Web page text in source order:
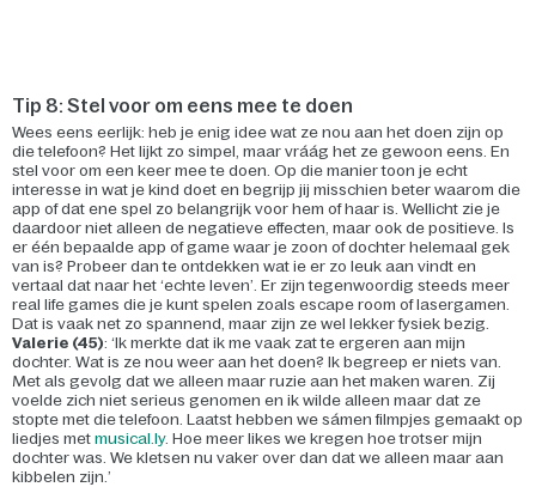
Tip 8: Stel voor om eens mee te doen
Wees eens eerlijk: heb je enig idee wat ze nou aan het doen zijn op
die telefoon? Het lijkt zo simpel, maar vráág het ze gewoon eens. En
stel voor om een keer mee te doen. Op die manier toon je echt
interesse in wat je kind doet en begrijp jij misschien beter waarom die
app of dat ene spel zo belangrijk voor hem of haar is. Wellicht zie je
daardoor niet alleen de negatieve effecten, maar ook de positieve. Is
er één bepaalde app of game waar je zoon of dochter helemaal gek
van is? Probeer dan te ontdekken wat ie er zo leuk aan vindt en
vertaal dat naar het ‘echte leven’. Er zijn tegenwoordig steeds meer
real life games die je kunt spelen zoals escape room of lasergamen.
Dat is vaak net zo spannend, maar zijn ze wel lekker fysiek bezig.
Valerie (45): ‘Ik merkte dat ik me vaak zat te ergeren aan mijn
dochter. Wat is ze nou weer aan het doen? Ik begreep er niets van.
Met als gevolg dat we alleen maar ruzie aan het maken waren. Zij
voelde zich niet serieus genomen en ik wilde alleen maar dat ze
stopte met die telefoon. Laatst hebben we sámen filmpjes gemaakt op
liedjes met musical.ly. Hoe meer likes we kregen hoe trotser mijn
dochter was. We kletsen nu vaker over dan dat we alleen maar aan
kibbelen zijn.’